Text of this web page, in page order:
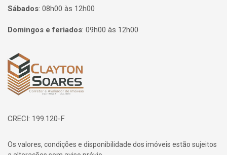
Sábados: 08h00 às 12h00
Domingos e feriados: 09h00 às 12h00
Página inicial
CRECI: 199.120-F
Os valores, condições e disponibilidade dos imóveis estão sujeitos